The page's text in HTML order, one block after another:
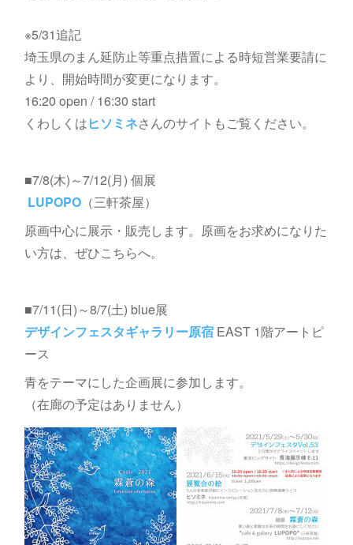
※5/31追記
埼玉県のまん延防止等重点措置による時短営業要請に
より、開始時間が変更になります。
16:20 open / 16:30 start
くわしくはヒソミネさんのサイトもご覧ください。
■7/8(木)～7/12(月) 個展
LUPOPO（三軒茶屋）
原画中心に展示・販売します。原画をお求めになりた
い方は、ぜひこちらへ。
■7/11(日)～8/7(土) blue展
デザインフェスタギャラリー原宿EAST 1階アートピ
ース
青をテーマにした企画展に参加します。
（在廊の予定はありません）